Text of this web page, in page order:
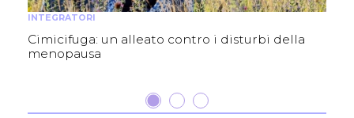
INTEGRATORI
Cimicifuga: un alleato contro i disturbi della
menopausa